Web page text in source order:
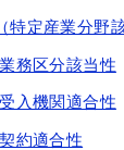
定産業分野該
務区分該当性
入機関適合性
約適合性